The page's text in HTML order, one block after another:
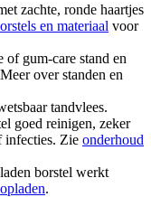
zachte, ronde haartjes
en materiaal voor
of gum-care stand en
over standen en
tandvlees.
goed reinigen, zeker
infecties. Zie onderhoud
borstel werkt
.